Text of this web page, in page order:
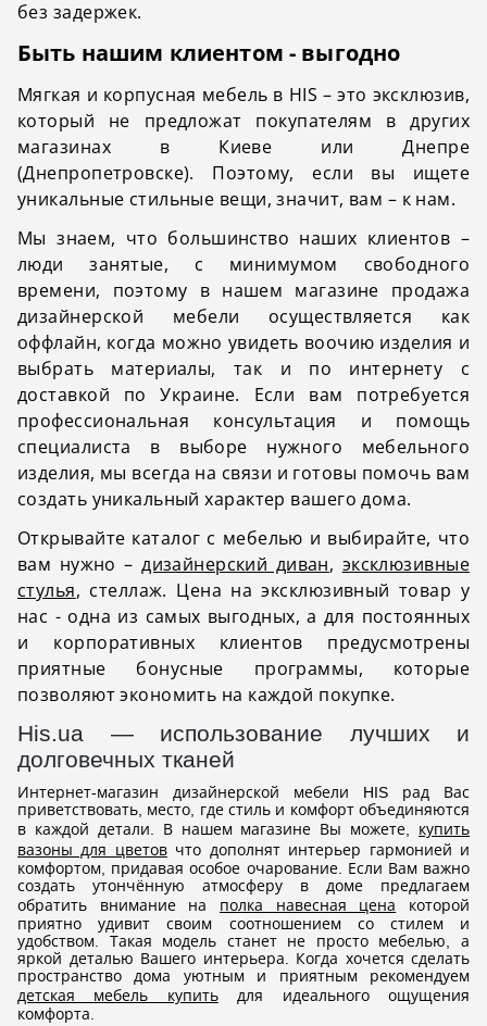
без задержек.
Быть нашим клиентом - выгодно
Мягкая и корпусная мебель в HIS – это эксклюзив,
который не предложат покупателям в других
магазинах в Киеве или Днепре
(Днепропетровске). Поэтому, если вы ищете
уникальные стильные вещи, значит, вам – к нам.
Мы знаем, что большинство наших клиентов –
люди занятые, с минимумом свободного
времени, поэтому в нашем магазине продажа
дизайнерской мебели осуществляется как
оффлайн, когда можно увидеть воочию изделия и
выбрать материалы, так и по интернету с
доставкой по Украине. Если вам потребуется
профессиональная консультация и помощь
специалиста в выборе нужного мебельного
изделия, мы всегда на связи и готовы помочь вам
создать уникальный характер вашего дома.
Открывайте каталог с мебелью и выбирайте, что
вам нужно –дизайнерский диван, эксклюзивные
стулья, стеллаж. Цена на эксклюзивный товар у
нас - одна из самых выгодных, а для постоянных
и корпоративных клиентов предусмотрены
приятные бонусные программы, которые
позволяют экономить на каждой покупке.
His.ua — использование лучших и
долговечных тканей
Интернет-магазин дизайнерской мебели HIS рад Вас
приветствовать, место, где стиль и комфорт объединяются
в каждой детали. В нашем магазине Вы можете, купить
вазоны для цветовчто дополнят интерьер гармонией и
комфортом, придавая особое очарование. Если Вам важно
создать утончённую атмосферу в доме предлагаем
обратить внимание на полка навесная цена которой
приятно удивит своим соотношением со стилем и
удобством. Такая модель станет не просто мебелью, а
яркой деталью Вашего интерьера. Когда хочется сделать
пространство дома уютным и приятным рекомендуем
детская мебель купитьдля идеального ощущения
комфорта.